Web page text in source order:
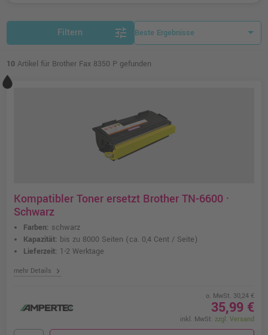
Filtern tune
10 Artikel für Brother Fax 8350 P gefunden
Kompatibler Toner ersetzt Brother TN-6600 ·
Schwarz
Farben: schwarz
Kapazität: bis zu 8000 Seiten (ca. 0,4 Cent / Seite)
Lieferzeit: 1-2 Werktage
mehr Details chevron_right
o. MwSt. 30,24 €
35,99 €
inkl. MwSt. zzgl. Versand